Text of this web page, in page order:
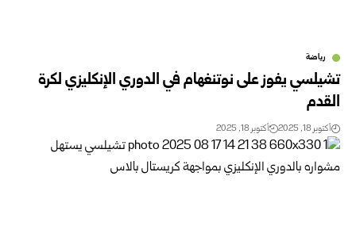
رياضة
تشيلسي يفوز على نوتنغهام في الدوري الإنكليزي لكرة
القدم
أكتوبر 18, 2025 أكتوبر 18, 2025